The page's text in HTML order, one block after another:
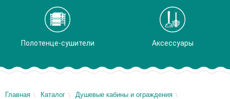
Полотенце-сушители Аксессуары
Главная Каталог
Душевые кабины и ограждения